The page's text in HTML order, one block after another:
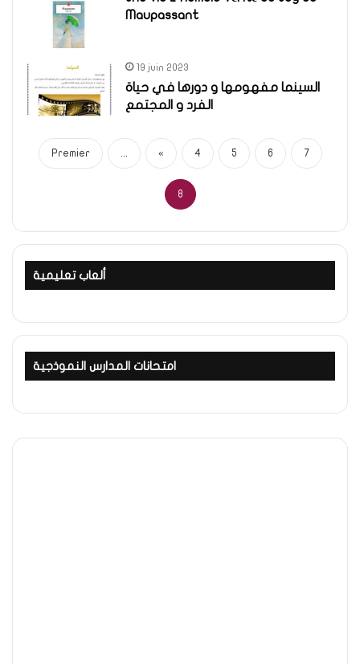
Maupassant
19 juin 2023
السينما مفهومها و دورها في حياة
الفرد و المجتمع
Premier ... « 4 5 6 7
8
ألعاب تعليمية
امتحانات المدارس النموذجية